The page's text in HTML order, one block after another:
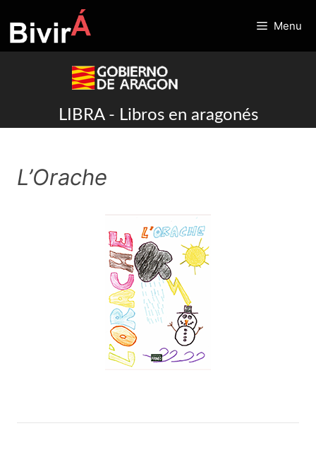
to
content
Menu
LIBRA - Libros en aragonés
L’Orache